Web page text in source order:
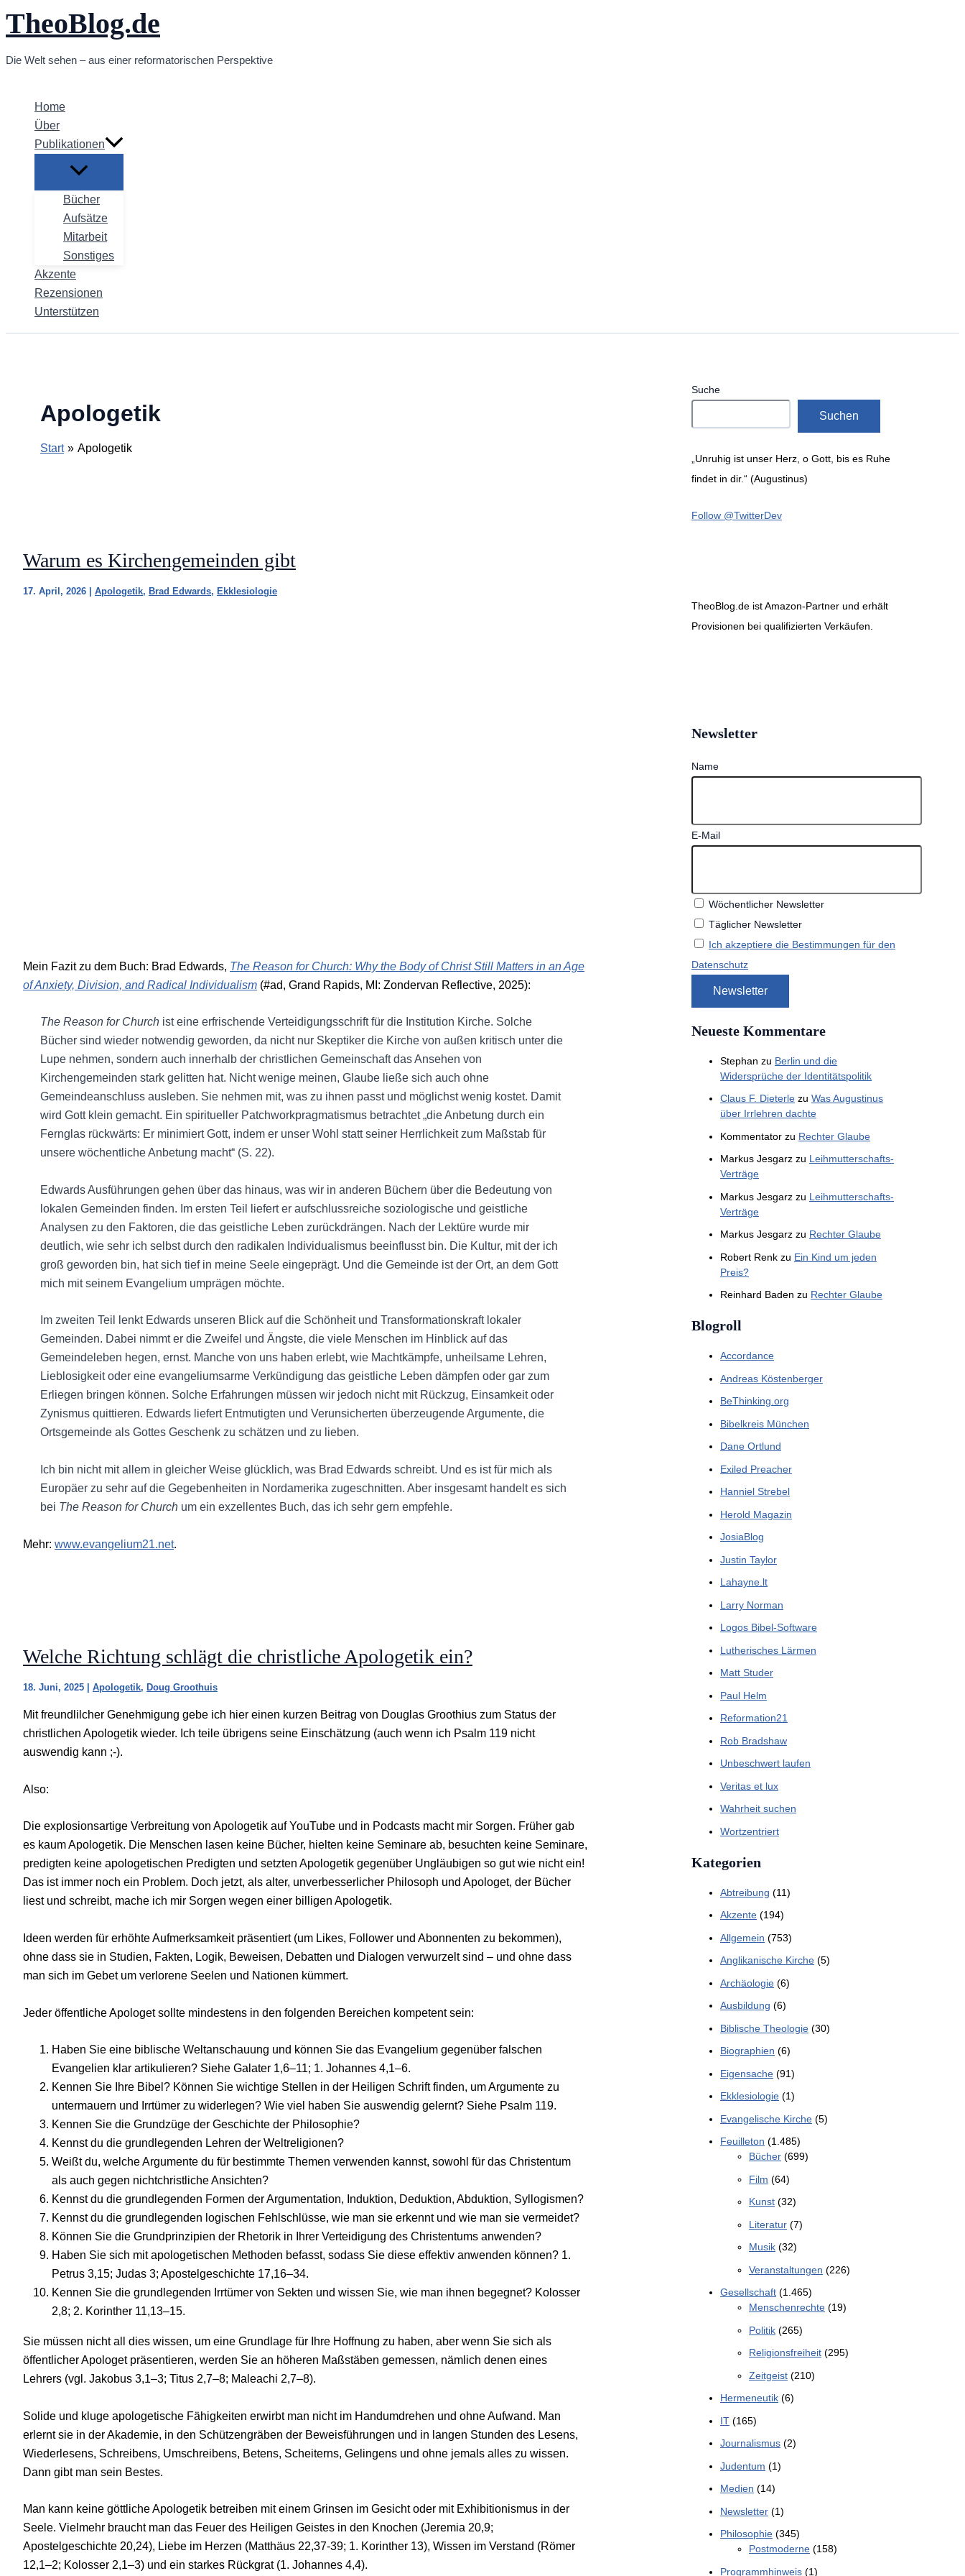
Zum
Inhalt
TheoBlog.de
Die Welt sehen – aus einer reformatorischen Perspektive
Home
Über
Publikationen
Bücher
Aufsätze
Mitarbeit
Sonstiges
Akzente
Rezensionen
Unterstützen
Apologetik
Start Apologetik
Warum es Kirchengemeinden gibt
17. April, 2026 Apologetik, Brad Edwards, Ekklesiologie
Mein Fazit zu dem Buch: Brad Edwards, The Reason for Church: Why the Body of Christ Still Matters in an Age
of Anxiety, Division, and Radical Individualism (#ad, Grand Rapids, MI: Zondervan Reflective, 2025):
The Reason for Church ist eine erfrischende Verteidigungsschrift für die Institution Kirche. Solche
Bücher sind wieder notwendig geworden, da nicht nur Skeptiker die Kirche von außen kritisch unter die
Lupe nehmen, sondern auch innerhalb der christlichen Gemeinschaft das Ansehen von
Kirchengemeinden stark gelitten hat. Nicht wenige meinen, Glaube ließe sich auch ohne
Gemeindeanschluss ausleben. Sie nehmen mit, was zu ihnen passt und möglichst wenig kostet. Damit
wird Gott klein gemacht. Ein spiritueller Patchworkpragmatismus betrachtet „die Anbetung durch ein
Fernglas rückwärts: Er minimiert Gott, indem er unser Wohl statt seiner Herrlichkeit zum Maßstab für
unsere wöchentliche Anbetung macht“ (S. 22).
Edwards Ausführungen gehen über das hinaus, was wir in anderen Büchern über die Bedeutung von
lokalen Gemeinden finden. Im ersten Teil liefert er aufschlussreiche soziologische und geistliche
Analysen zu den Faktoren, die das geistliche Leben zurückdrängen. Nach der Lektüre wurde mir
deutlich, wie sehr ich selbst durch den radikalen Individualismus beeinflusst bin. Die Kultur, mit der ich
groß geworden bin, hat sich tief in meine Seele eingeprägt. Und die Gemeinde ist der Ort, an dem Gott
mich mit seinem Evangelium umprägen möchte.
Im zweiten Teil lenkt Edwards unseren Blick auf die Schönheit und Transformationskraft lokaler
Gemeinden. Dabei nimmt er die Zweifel und Ängste, die viele Menschen im Hinblick auf das
Gemeindeleben hegen, ernst. Manche von uns haben erlebt, wie Machtkämpfe, unheilsame Lehren,
Lieblosigkeit oder eine evangeliumsarme Verkündigung das geistliche Leben dämpfen oder gar zum
Erliegen bringen können. Solche Erfahrungen müssen wir jedoch nicht mit Rückzug, Einsamkeit oder
Zynismus quittieren. Edwards liefert Entmutigten und Verunsicherten überzeugende Argumente, die
Ortsgemeinde als Gottes Geschenk zu schätzen und zu lieben.
Ich bin nicht mit allem in gleicher Weise glücklich, was Brad Edwards schreibt. Und es ist für mich als
Europäer zu sehr auf die Gegebenheiten in Nordamerika zugeschnitten. Aber insgesamt handelt es sich
bei The Reason for Church um ein exzellentes Buch, das ich sehr gern empfehle.
Mehr: www.evangelium21.net.
Welche Richtung schlägt die christliche Apologetik ein?
18. Juni, 2025 Apologetik, Doug Groothuis
Mit freundlilcher Genehmigung gebe ich hier einen kurzen Beitrag von Douglas Groothius zum Status der
christlichen Apologetik wieder. Ich teile übrigens seine Einschätzung (auch wenn ich Psalm 119 nicht
auswendig kann ;-).
Also:
Die explosionsartige Verbreitung von Apologetik auf YouTube und in Podcasts macht mir Sorgen. Früher gab
es kaum Apologetik. Die Menschen lasen keine Bücher, hielten keine Seminare ab, besuchten keine Seminare,
predigten keine apologetischen Predigten und setzten Apologetik gegenüber Ungläubigen so gut wie nicht ein!
Das ist immer noch ein Problem. Doch jetzt, als alter, unverbesserlicher Philosoph und Apologet, der Bücher
liest und schreibt, mache ich mir Sorgen wegen einer billigen Apologetik.
Ideen werden für erhöhte Aufmerksamkeit präsentiert (um Likes, Follower und Abonnenten zu bekommen),
ohne dass sie in Studien, Fakten, Logik, Beweisen, Debatten und Dialogen verwurzelt sind – und ohne dass
man sich im Gebet um verlorene Seelen und Nationen kümmert.
Jeder öffentliche Apologet sollte mindestens in den folgenden Bereichen kompetent sein:
Haben Sie eine biblische Weltanschauung und können Sie das Evangelium gegenüber falschen
Evangelien klar artikulieren? Siehe Galater 1,6–11; 1. Johannes 4,1–6.
Kennen Sie Ihre Bibel? Können Sie wichtige Stellen in der Heiligen Schrift finden, um Argumente zu
untermauern und Irrtümer zu widerlegen? Wie viel haben Sie auswendig gelernt? Siehe Psalm 119.
Kennen Sie die Grundzüge der Geschichte der Philosophie?
Kennst du die grundlegenden Lehren der Weltreligionen?
Weißt du, welche Argumente du für bestimmte Themen verwenden kannst, sowohl für das Christentum
als auch gegen nichtchristliche Ansichten?
Kennst du die grundlegenden Formen der Argumentation, Induktion, Deduktion, Abduktion, Syllogismen?
Kennst du die grundlegenden logischen Fehlschlüsse, wie man sie erkennt und wie man sie vermeidet?
Können Sie die Grundprinzipien der Rhetorik in Ihrer Verteidigung des Christentums anwenden?
Haben Sie sich mit apologetischen Methoden befasst, sodass Sie diese effektiv anwenden können? 1.
Petrus 3,15; Judas 3; Apostelgeschichte 17,16–34.
Kennen Sie die grundlegenden Irrtümer von Sekten und wissen Sie, wie man ihnen begegnet? Kolosser
2,8; 2. Korinther 11,13–15.
Sie müssen nicht all dies wissen, um eine Grundlage für Ihre Hoffnung zu haben, aber wenn Sie sich als
öffentlicher Apologet präsentieren, werden Sie an höheren Maßstäben gemessen, nämlich denen eines
Lehrers (vgl. Jakobus 3,1–3; Titus 2,7–8; Maleachi 2,7–8).
Solide und kluge apologetische Fähigkeiten erwirbt man nicht im Handumdrehen und ohne Aufwand. Man
erlernt sie in der Akademie, in den Schützengräben der Beweisführungen und in langen Stunden des Lesens,
Wiederlesens, Schreibens, Umschreibens, Betens, Scheiterns, Gelingens und ohne jemals alles zu wissen.
Dann gibt man sein Bestes.
Man kann keine göttliche Apologetik betreiben mit einem Grinsen im Gesicht oder mit Exhibitionismus in der
Seele. Vielmehr braucht man das Feuer des Heiligen Geistes in den Knochen (Jeremia 20,9;
Apostelgeschichte 20,24), Liebe im Herzen (Matthäus 22,37-39; 1. Korinther 13), Wissen im Verstand (Römer
12,1–2; Kolosser 2,1–3) und ein starkes Rückgrat (1. Johannes 4,4).
Suche
Suchen
„Unruhig ist unser Herz, o Gott, bis es Ruhe
findet in dir.“ (Augustinus)
Follow @TwitterDev
TheoBlog.de ist Amazon-Partner und erhält
Provisionen bei qualifizierten Verkäufen.
Newsletter
Name
E-Mail
Wöchentlicher Newsletter
Täglicher Newsletter
Ich akzeptiere die Bestimmungen für den
Datenschutz
Neueste Kommentare
Stephan zu Berlin und die
Widersprüche der Identitätspolitik
Claus F. Dieterle zu Was Augustinus
über Irrlehren dachte
Kommentator zu Rechter Glaube
Markus Jesgarz zu Leihmutterschafts-
Verträge
Markus Jesgarz zu Leihmutterschafts-
Verträge
Markus Jesgarz zu Rechter Glaube
Robert Renk zu Ein Kind um jeden
Preis?
Reinhard Baden zu Rechter Glaube
Blogroll
Accordance
Andreas Köstenberger
BeThinking.org
Bibelkreis München
Dane Ortlund
Exiled Preacher
Hanniel Strebel
Herold Magazin
JosiaBlog
Justin Taylor
Lahayne.lt
Larry Norman
Logos Bibel-Software
Lutherisches Lärmen
Matt Studer
Paul Helm
Reformation21
Rob Bradshaw
Unbeschwert laufen
Veritas et lux
Wahrheit suchen
Wortzentriert
Kategorien
Abtreibung (11)
Akzente (194)
Allgemein (753)
Anglikanische Kirche (5)
Archäologie (6)
Ausbildung (6)
Biblische Theologie (30)
Biographien (6)
Eigensache (91)
Ekklesiologie (1)
Evangelische Kirche (5)
Feuilleton (1.485)
Bücher (699)
Film (64)
Kunst (32)
Literatur (7)
Musik (32)
Veranstaltungen (226)
Gesellschaft (1.465)
Menschenrechte (19)
Politik (265)
Religionsfreiheit (295)
Zeitgeist (210)
Hermeneutik (6)
IT (165)
Journalismus (2)
Judentum (1)
Medien (14)
Newsletter (1)
Philosophie (345)
Postmoderne (158)
Programmhinweis (1)